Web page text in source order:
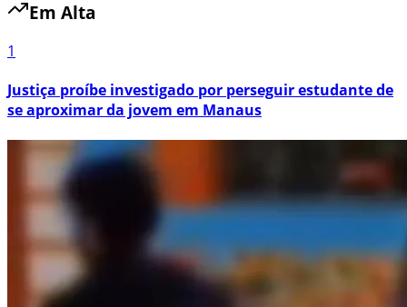
Em Alta
1
Justiça proíbe investigado por perseguir estudante de
se aproximar da jovem em Manaus